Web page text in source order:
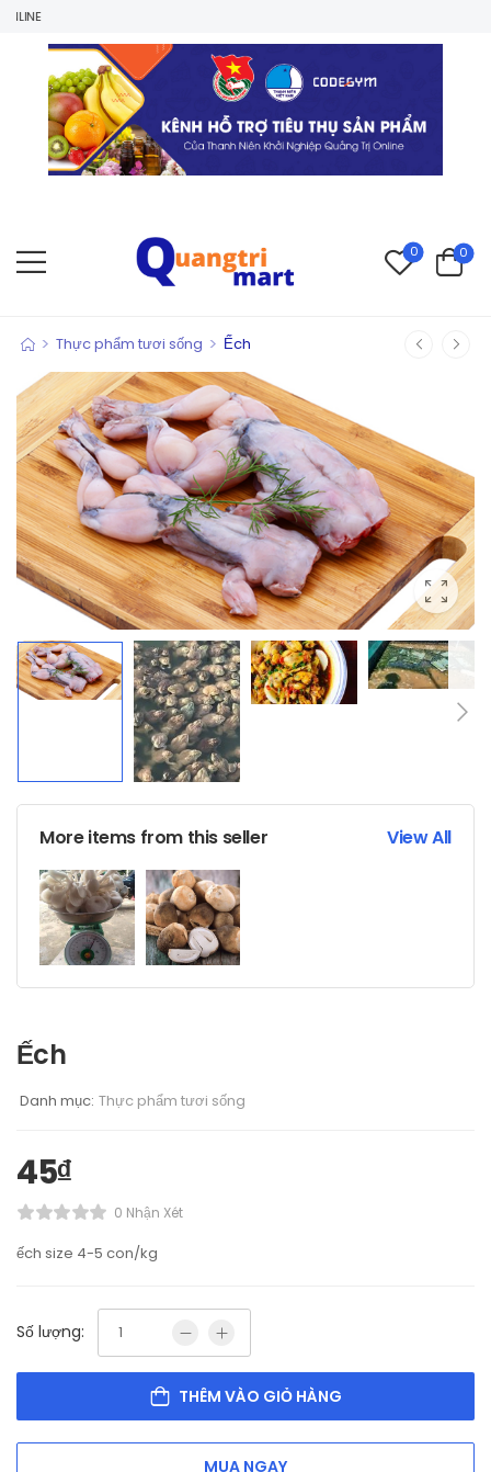
0 0
> Thực phẩm tươi sống > Ếch
More items from this seller View All
Ếch
Danh mục: Thực phẩm tươi sống
45₫
0 Nhận Xét
ếch size 4-5 con/kg
Số lượng:
THÊM VÀO GIỎ HÀNG
MUA NGAY